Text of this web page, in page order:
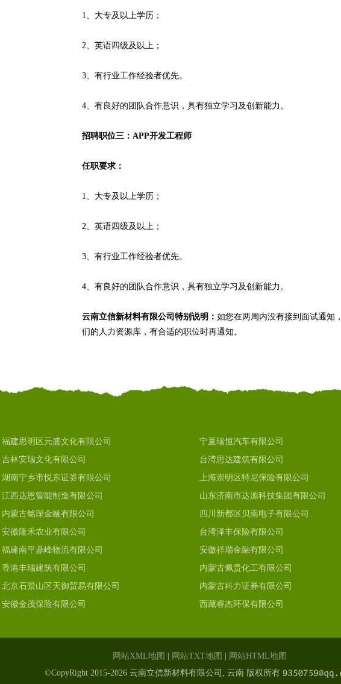
1、大专及以上学历；
2、英语四级及以上；
3、有行业工作经验者优先。
4、有良好的团队合作意识，具有独立学习及创新能力。
招聘职位三：APP开发工程师
任职要求：
1、大专及以上学历；
2、英语四级及以上；
3、有行业工作经验者优先。
4、有良好的团队合作意识，具有独立学习及创新能力。
云南立信新材料有限公司特别说明： 如您在两周内没有接到面试通知
们的人力资源库，有合适的职位时再通知。
福建思明区元盛文化有限公司 宁夏瑞恒汽车有限公司
吉林安瑞文化有限公司 台湾思达建筑有限公司
湖南宁乡市悦东证券有限公司 上海崇明区特尼保险有限公司
江西达恩智能制造有限公司 山东济南市达源科技集团有限公司
内蒙古铭琛金融有限公司 四川新都区贝南电子有限公司
安徽隆禾农业有限公司 台湾泽丰保险有限公司
福建南平鼎峰物流有限公司 安徽祥瑞金融有限公司
香港丰瑞建筑有限公司 内蒙古佩贵化工有限公司
北京石景山区天御贸易有限公司 内蒙古科力证券有限公司
安徽金茂保险有限公司 西藏睿杰环保有限公司
网站XML地图 网站TXT地图
网站HTML地图
©CopyRight 2015-2026 云南立信新材料有限公司, 云南 版权所有